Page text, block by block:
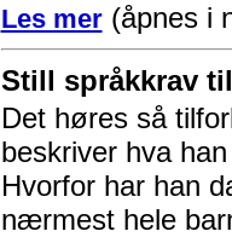
Les mer(åpnes i
Still språkkrav
Det høres så
beskriver hva
Hvorfor har han
nærmest hele